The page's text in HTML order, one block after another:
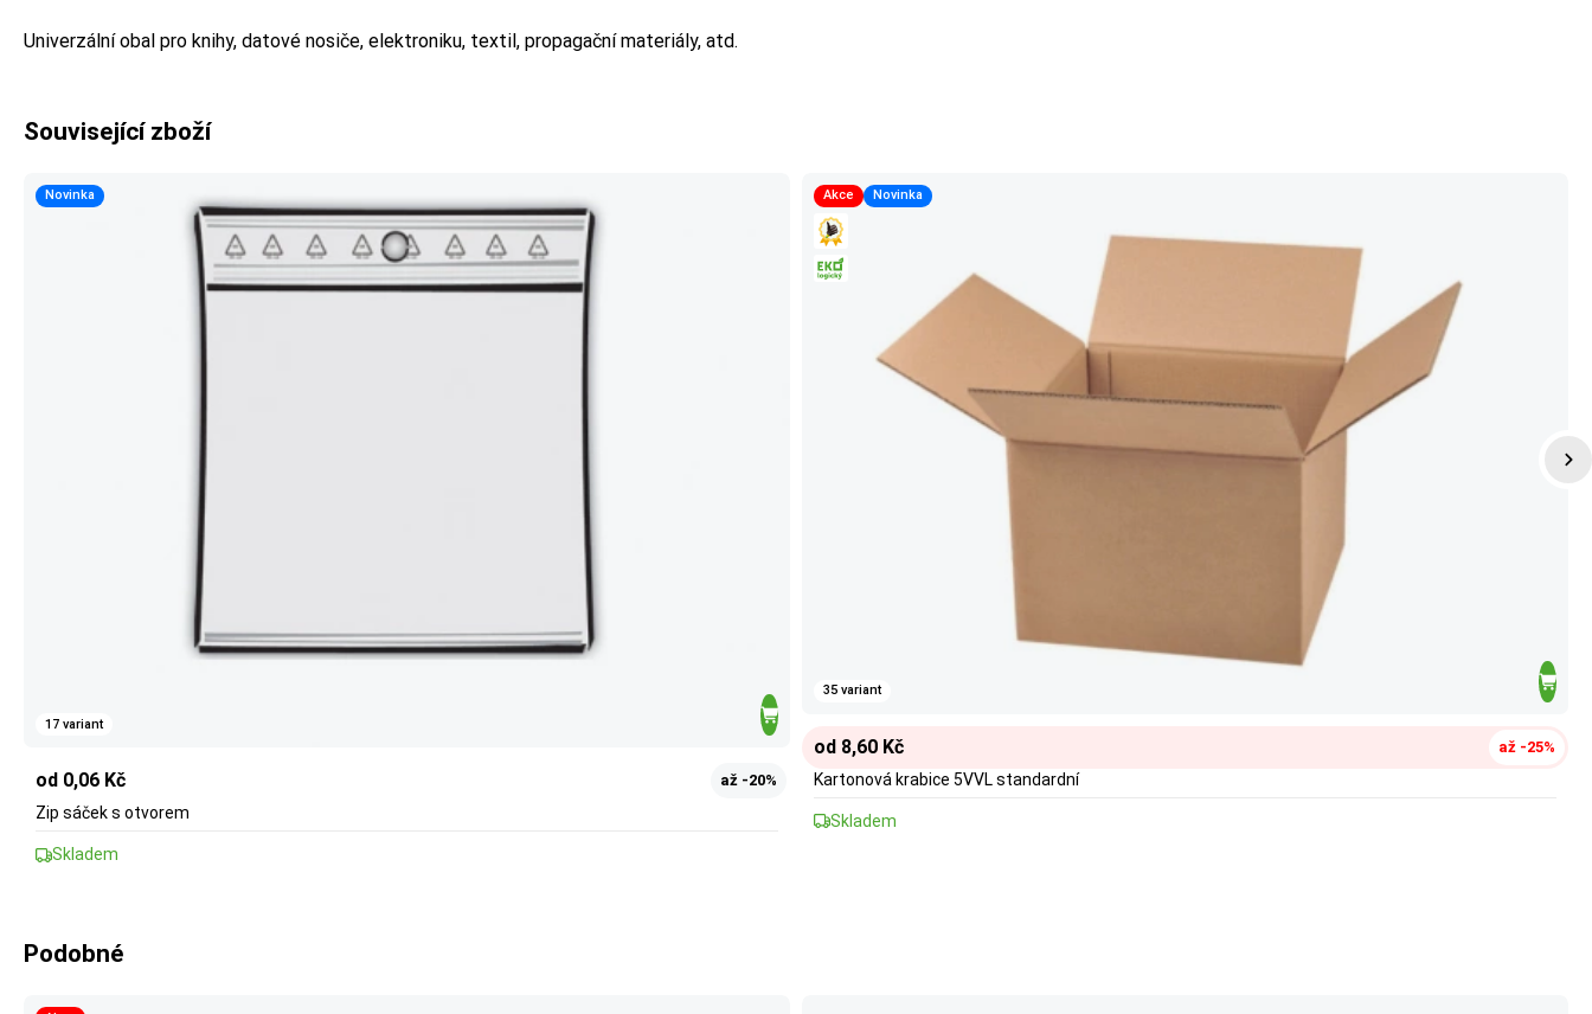
Univerzální obal pro knihy, datové nosiče, elektroniku, textil, propagační materiály, atd.
Související zboží
Novinka
17 variant
od 0,06 Kč až -20%
Zip sáček s otvorem
Skladem
Akce Novinka
35 variant
od 8,60 Kč až -25%
Kartonová krabice 5VVL standardní
Skladem
Podobné